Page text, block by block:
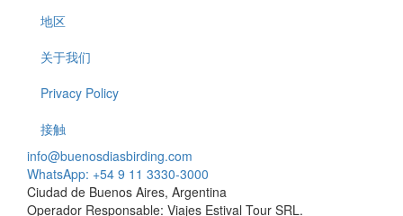
地区
关于我们
Privacy Policy
接触
info@buenosdiasbirding.com
WhatsApp: +54 9 11 3330-3000
Ciudad de Buenos Aires, Argentina
Operador Responsable: Viajes Estival Tour SRL.